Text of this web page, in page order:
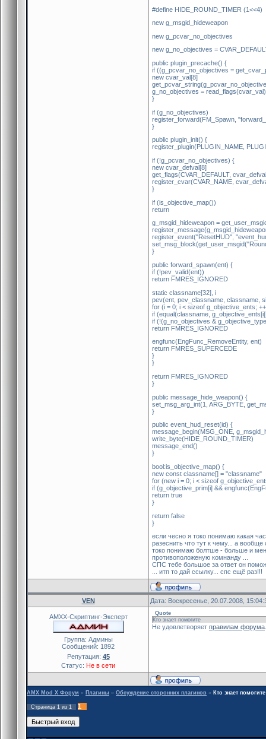
#define HIDE_ROUND_TIMER (1<<4)
new g_msgid_hideweapon
new g_pcvar_no_objectives
new g_no_objectives =
public plugin_precache() {
if ((g_pcvar_no_objectives =
new cvar_val[8]
g_no_objectives =
}
if (g_no_objectives)
register_forward(FM_Spawn,
}
public plugin_init() {
register_plugin(PLUGIN_NAME,
if (!g_pcvar_no_objectives) {
new cvar_defval[8]
get_flags(CVAR_DEFAULT,
register_cvar(CVAR_NAME,
}
if (is_objective_map())
return
g_msgid_hideweapon =
register_event("ResetHUD",
}
public forward_spawn(ent) {
if (!pev_valid(ent))
return FMRES_IGNORED
static classname[32], i
pev(ent, pev_classname, classname,
for (i = 0; i < sizeof g_objective_ents;
if (equal(classname,
if (!(g_no_objectives &
return FMRES_IGNORED
engfunc(EngFunc_RemoveEntity, ent)
return FMRES_SUPERCEDE
}
}
return FMRES_IGNORED
}
public message_hide_weapon() {
set_msg_arg_int(1, ARG_BYTE,
}
public event_hud_reset(id) {
message_begin(MSG_ONE,
write_byte(HIDE_ROUND_TIMER)
message_end()
}
bool:is_objective_map() {
new const classname[] = "classname"
for (new i = 0; i < sizeof
if (g_objective_prim[i] &&
return true
}
return false
}
если чесно я токо понимаю какая
разеснить что тут к чему... а
токо понимаю болтше - больше и
противоположеную комнанду ...
СПС тебе большое за ответ он
... итп то дай ссылку... спс ещё раз!!!
VEN Дата: Воскресенье, 20.07.2008,
AMXX-Скриптинг-Эксперт
Группа: Админы
Сообщений: 1892
Репутация: 45
Статус: Не в сети
Quote
Кто знает помогите
Не удовлетворяет правилам форума
AMX Mod X Форум » Плагины » Обсуждение сторонних плагинов » Кто знает помогите
Страница 1 из 1 1